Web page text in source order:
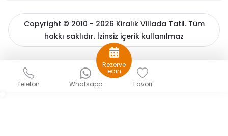
Copyright © 2010 - 2026 Kiralık Villada Tatil. Tüm
hakkı saklıdır. İzinsiz içerik kullanılmaz
BöcekSoft
Telefon Whatsapp
Rezerve
edin
Favori
Sizlere daha iyi bir hizmet sunabilmek için çerezler
kullanıyoruz. Detaylı bilgiler içinçerez politikamızı
Verilerin Korunmasıhakkında açıklama metnimizi inceleyin.